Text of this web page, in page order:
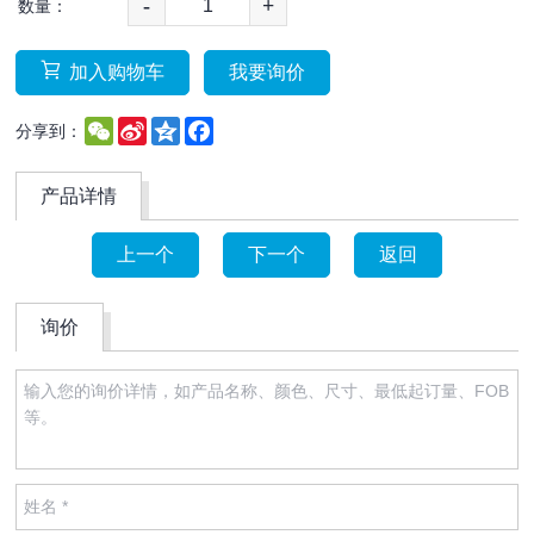
数量： - +
加入购物车 我要询价
分享到： WeChat
Sina
Weibo
Qzone
产品详情
上一个 下一个 返回
询价